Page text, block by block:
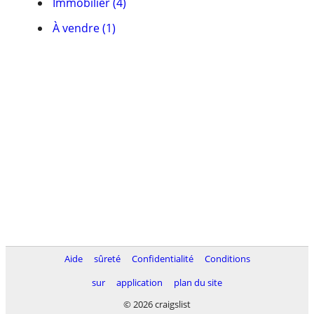
À vendre (1)
Aide sûreté Confidentialité
Conditions
sur
application
plan du site
© 2026 craigslist